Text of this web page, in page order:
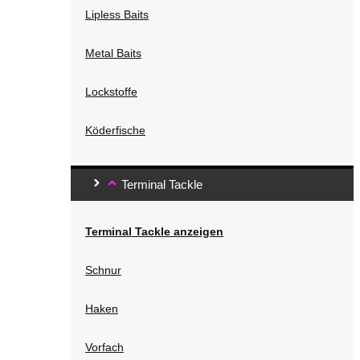
Lipless Baits
Metal Baits
Lockstoffe
Köderfische
Terminal Tackle
Terminal Tackle anzeigen
Schnur
Haken
Vorfach